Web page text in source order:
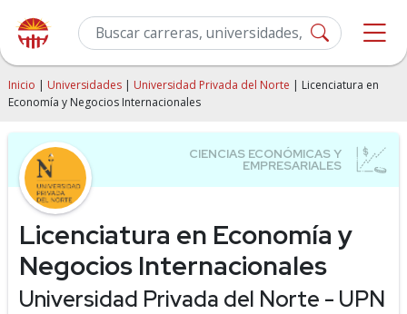
Inicio | Universidades | Universidad Privada del Norte | Licenciatura en
Economía y Negocios Internacionales
Licenciatura en Economía y
Negocios Internacionales
Universidad Privada del Norte - UPN